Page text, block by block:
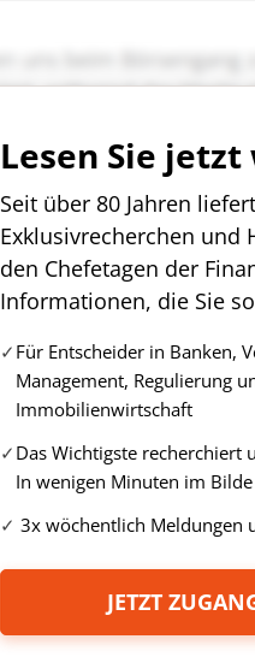
Lesen Sie
Seit über 80 Jahren
Exklusivrecherchen und
den Chefetagen der
Informationen, die Sie
Für Entscheider in Banken,
Management, Regulierung
Immobilienwirtschaft
Das Wichtigste recherchiert
In wenigen Minuten im Bilde
3x wöchentlich Meldungen
JETZT